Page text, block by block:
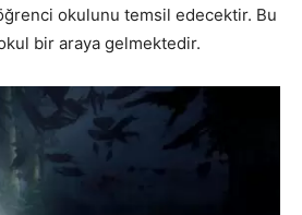
okulunu temsil edecektir. Bu
bir araya gelmektedir.